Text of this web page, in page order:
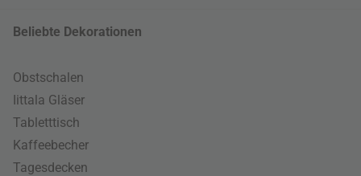
Beliebte Dekorationen
Obstschalen
Iittala Gläser
Tabletttisch
Kaffeebecher
Tagesdecken